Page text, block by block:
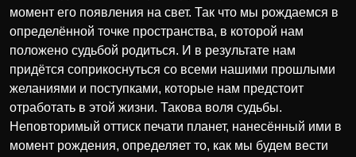
момент его появления на свет. Так что мы рождаемся в
определённой точке пространства, в которой нам
положено судьбой родиться. И в результате нам
придётся соприкоснуться со всеми нашими прошлыми
желаниями и поступками, которые нам предстоит
отработать в этой жизни. Такова воля судьбы.
Неповторимый оттиск печати планет, нанесённый ими в
момент рождения, определяет то, как мы будем вести